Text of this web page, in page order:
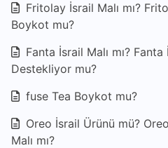
Fritolay İsrail Malı mı?
Boykot mu?
Fanta İsrail Malı mı? Fanta
Destekliyor mu?
fuse Tea Boykot mu?
Oreo İsrail Ürünü mü?
Malı mı?